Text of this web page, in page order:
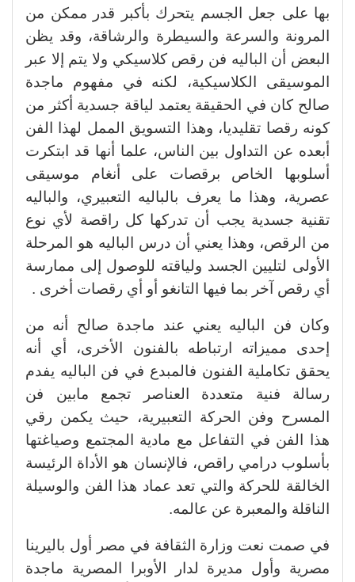
بها على جعل الجسم يتحرك بأكبر قدر ممكن من
المرونة والسرعة والسيطرة والرشاقة، وقد يظن
البعض أن الباليه فن رقص كلاسيكي ولا يتم إلا عبر
الموسيقى الكلاسيكية، لكنه في مفهوم ماجدة
صالح كان في الحقيقة يعتمد لياقة جسدية أكثر من
كونه رقصا تقليديا، وهذا التسويق الممل لهذا الفن
أبعده عن التداول بين الناس، علما أنها قد ابتكرت
أسلوبها الخاص برقصات على أنغام موسيقى
عصرية، وهذا ما يعرف بالباليه التعبيري، والباليه
تقنية جسدية يجب أن تدركها كل راقصة لأي نوع
من الرقص، وهذا يعني أن درس الباليه هو المرحلة
الأولى لتليين الجسد ولياقته للوصول إلى ممارسة
أي رقص آخر بما فيها التانغو أو أي رقصات أخرى .
وكان فن الباليه يعني عند ماجدة صالح أنه من
إحدى مميزاته ارتباطه بالفنون الأخرى، أي أنه
يحقق تكاملية الفنون فالمبدع في فن الباليه يفدم
رسالة فنية متعددة العناصر تجمع مابين فن
المسرح وفن الحركة التعبيرية، حيث يكمن رقي
هذا الفن في التفاعل مع مادية المجتمع وصياغتها
بأسلوب درامي راقص، فالإنسان هو الأداة الرئيسة
الخالقة للحركة والتي تعد عماد هذا الفن والوسيلة
الناقلة والمعبرة عن عالمه.
في صمت نعت وزارة الثقافة في مصر أول باليرينا
مصرية وأول مديرة لدار الأوبرا المصرية ماجدة